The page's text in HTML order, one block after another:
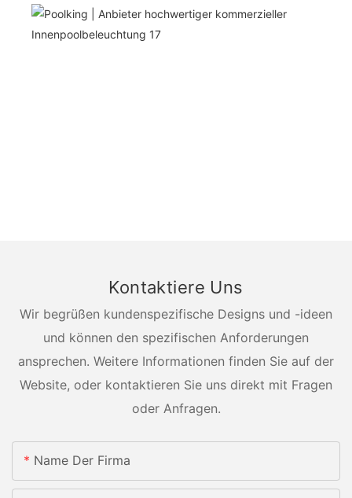
Kontaktiere Uns
Wir begrüßen kundenspezifische Designs und -ideen
und können den spezifischen Anforderungen
ansprechen. Weitere Informationen finden Sie auf der
Website, oder kontaktieren Sie uns direkt mit Fragen
oder Anfragen.
Name Der Firma